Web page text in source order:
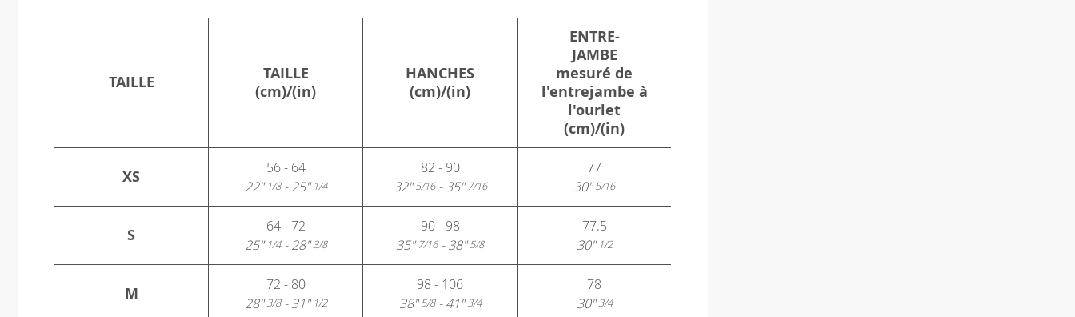
TAILLE
TAILLE
(cm)/(in)
HANCHES
(cm)/(in)
ENTRE-
JAMBE
mesuré de
l'entrejambe à
l'ourlet
(cm)/(in)
XS
56 - 64
22"1/8- 25"1/4
82 - 90
32"5/16- 35"7/16
77
30"5/16
S
64 - 72
25"1/4- 28"3/8
90 - 98
35"7/16- 38"5/8
77.5
30"1/2
M
72 - 80
28"3/8- 31"1/2
98 - 106
38"5/8- 41"3/4
78
30"3/4